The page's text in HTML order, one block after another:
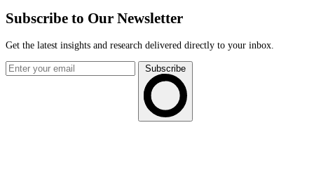
Subscribe to Our Newsletter
Get the latest insights and research delivered directly to your inbox.
Subscribe